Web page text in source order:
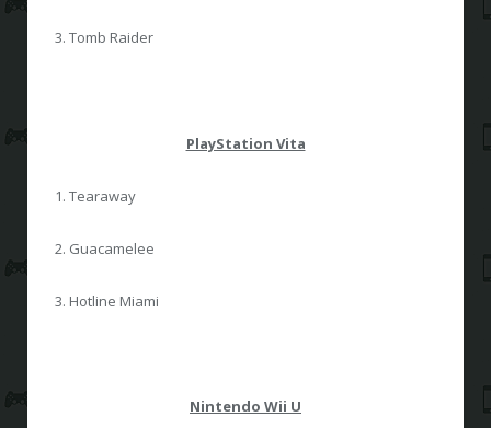
3. Tomb Raider
PlayStation Vita
1. Tearaway
2. Guacamelee
3. Hotline Miami
Nintendo Wii U